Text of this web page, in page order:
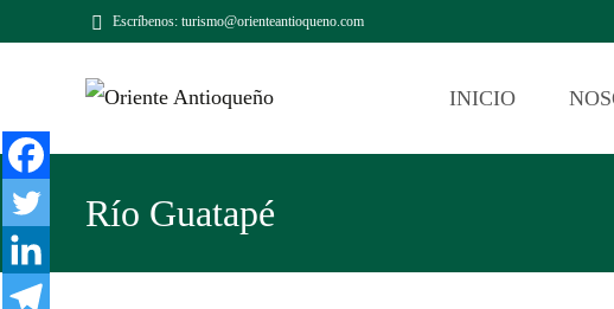
Escríbenos: turismo@orienteantioqueno.com
INICIO
Río Guatapé